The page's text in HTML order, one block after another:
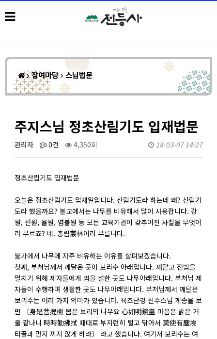
참여마당 스님법문
주지스님 정초산림기도 입재법문
관리자 0건 4,350회 18-03-07 14:27
정초산림기도 입재법문
오늘은 정초산림기도 입재일입니다. 산림기도라 하는데 왜? 산림기
도라 했을까요? 불교에서는 나무를 비유해서 많이 사용합니다. 강
원, 선원, 율원, 염불원 등 모든 교육기관이 갖추어진 사찰을 무엇이
라 부르죠? 네. 총림叢林이라 부릅니다.
불가에서 나무에 자주 비유하는 이유를 살펴보겠습니다.
첫째, 부처님께서 깨달은 곳이 보리수 아래입니다. 깨닫고 전법을
펼치기 위해 제자들에게 법을 설한 곳도 나무아래입니다. 부처님 제
자들이 수행하며 생활한 곳도 나무아래입니다. 부처님께서 깨달은
보리수는 여러 가지 의미가 있습니다. 육조단경 신수스님 게송을 보
면 〔身是菩提樹 몸은 보리의 나무요 心如明鏡臺 마음은 밝은 거
울 같나니 時時勤拂拭 때때로 부지런히 털고 닦아서 莫使有塵埃
티끌과 먼지 끼지 않게 하라〕 라고 했습니다. 여기서 보리수는 여